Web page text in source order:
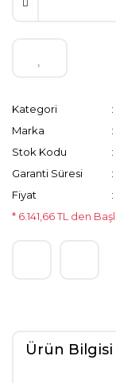
Kategori
Marka
Stok Kodu
Garanti Süresi
Fiyat
* 6.141,66 TL den
Ürün Bilgisi